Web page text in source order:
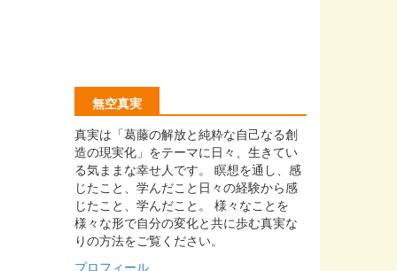
無空真実
真実は「葛藤の解放と純粋な自己なる創
造の現実化」をテーマに日々、生きてい
る気ままな幸せ人です。 瞑想を通し、感
じたこと、学んだこと日々の経験から感
じたこと、学んだこと。 様々なことを
様々な形で自分の変化と共に歩む真実な
りの方法をご覧ください。
プロフィール